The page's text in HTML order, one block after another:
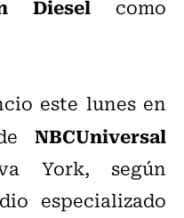
Dieselcomo
este lunes en
NBCUniversal
York, según
especializado